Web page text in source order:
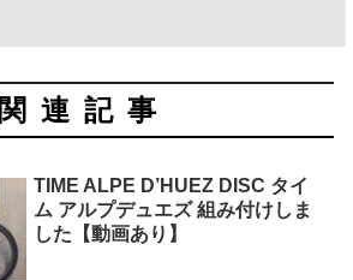
関連記事
TIME ALPE D’HUEZ DISC タイ
ム アルプデュエズ 組み付けしま
した【動画あり】